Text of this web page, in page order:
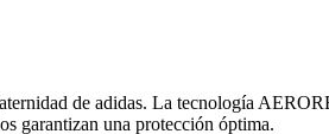
de adidas. La tecnología
garantizan una protección óptima.